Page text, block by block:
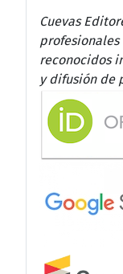
Cuevas
reconocidos
y difusión de